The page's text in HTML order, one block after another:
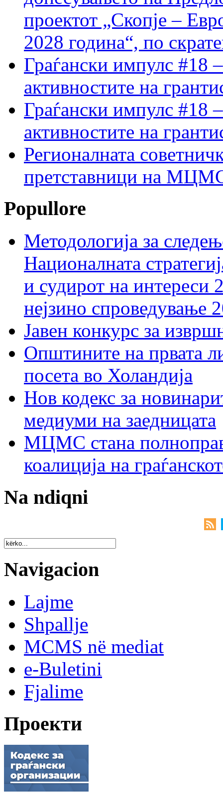
проектот „Скопје –
2028 година“, по
Граѓански импулс #18
активностите на
Граѓански импулс #18
активностите на
Регионалната
претставници на МЦМС
Popullore
Методологија за
Националната
и судирот на интереси
нејзино спроведување
Јавен конкурс за
Општините на првата
посета во Холандија
Нов кодекс за
медиуми на заедницата
МЦМС стана
коалиција на
Na ndiqni
Navigacion
Lajme
Shpallje
MCMS në mediat
e-Buletini
Fjalime
Проекти